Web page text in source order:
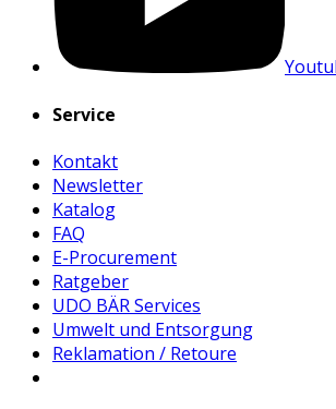
Service
Kontakt
Newsletter
Katalog
FAQ
E-Procurement
Ratgeber
UDO BÄR Services
Umwelt und Entsorgung
Reklamation / Retoure